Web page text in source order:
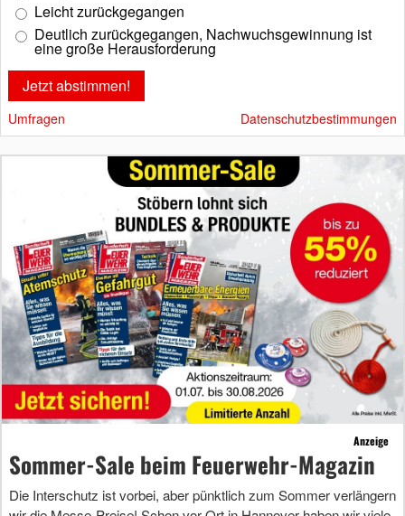
Leicht zurückgegangen
Deutlich zurückgegangen, Nachwuchsgewinnung ist
eine große Herausforderung
Umfragen Datenschutzbestimmungen
Anzeige
Sommer-Sale beim Feuerwehr-Magazin
Die Interschutz ist vorbei, aber pünktlich zum Sommer verlängern